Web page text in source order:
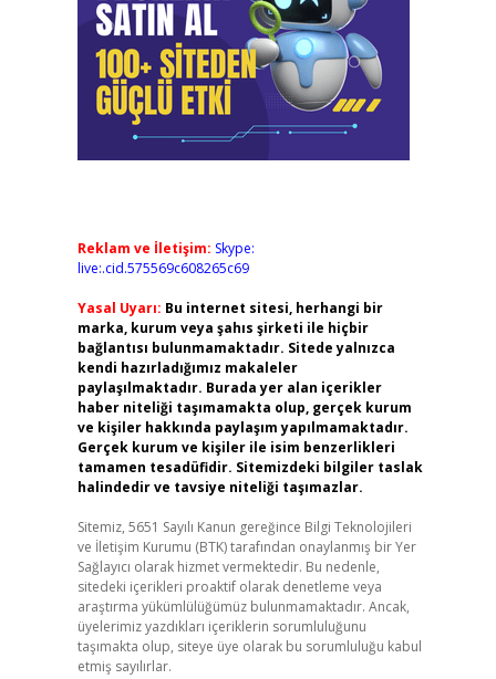
Reklam ve İletişim: Skype:
live:.cid.575569c608265c69
Yasal Uyarı: Bu internet sitesi, herhangi bir
marka, kurum veya şahıs şirketi ile hiçbir
bağlantısı bulunmamaktadır. Sitede yalnızca
kendi hazırladığımız makaleler
paylaşılmaktadır. Burada yer alan içerikler
haber niteliği taşımamakta olup, gerçek kurum
ve kişiler hakkında paylaşım yapılmamaktadır.
Gerçek kurum ve kişiler ile isim benzerlikleri
tamamen tesadüfidir. Sitemizdeki bilgiler taslak
halindedir ve tavsiye niteliği taşımazlar.
Sitemiz, 5651 Sayılı Kanun gereğince Bilgi Teknolojileri
ve İletişim Kurumu (BTK) tarafından onaylanmış bir Yer
Sağlayıcı olarak hizmet vermektedir. Bu nedenle,
sitedeki içerikleri proaktif olarak denetleme veya
araştırma yükümlülüğümüz bulunmamaktadır. Ancak,
üyelerimiz yazdıkları içeriklerin sorumluluğunu
taşımakta olup, siteye üye olarak bu sorumluluğu kabul
etmiş sayılırlar.